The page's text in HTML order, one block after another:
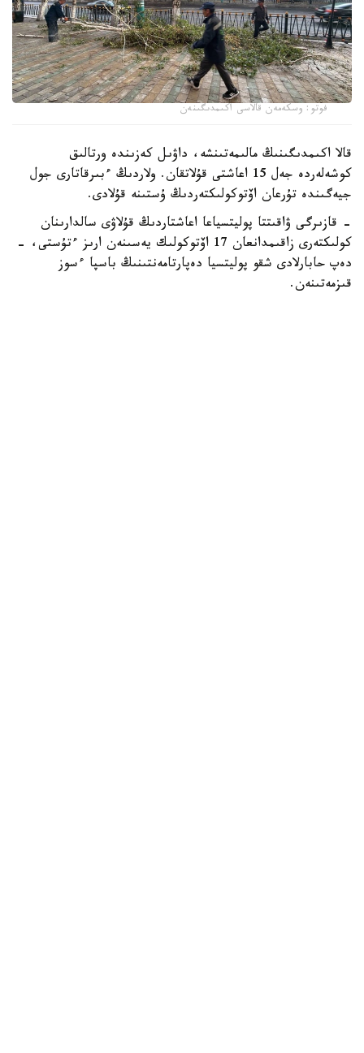
فوتو: وسكەمەن قالاسى اكىمدىگىنەن
قالا اكىمدىگىنىڭ مالىمەتىنشە، داۋىل كەزىندە ورتالىق
كوشەلەردە جەل 15 اعاشتى قۇلاتقان. ولاردىڭ ءبىرقاتارى جول
جيەگىندە تۇرعان اۆتوكولىكتەردىڭ ۇستىنە قۇلادى.
- قازىرگى ۋاقىتتا پوليتسياعا اعاشتاردىڭ قۇلاۋى سالدارىنان
كولىكتەرى زاقىمدانعان 17 اۆتوكولىك يەسىنەن ارىز ءتۇستى، -
دەپ حابارلادى شقو پوليتسيا دەپارتامەنتىنىڭ باسپا ءسوز
قىزمەتىنەن.